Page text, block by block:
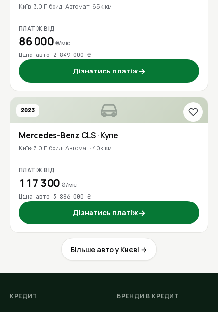
Київ 3.0 Гібрид Автомат 65к км
ПЛАТІЖ ВІД
86 000 ₴/міс
Ціна авто 2 849 000 ₴
Дізнатись платіж→
2023
Mercedes-Benz CLS· Купе
Київ 3.0 Гібрид Автомат 40к км
ПЛАТІЖ ВІД
117 300₴/міс
Ціна авто 3 886 000 ₴
Дізнатись платіж→
Більше авто у Києві →
КРЕДИТ БРЕНДИ В КРЕДИТ